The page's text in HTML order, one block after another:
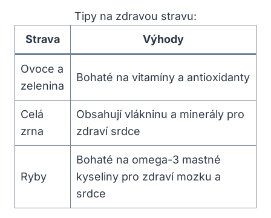
Tipy na zdravou stravu:
Strava
Výhody
Ovoce a
zelenina
Bohaté na vitamíny a antioxidanty
Celá
zrna
Obsahují vlákninu a minerály pro
zdraví srdce
Ryby
Bohaté na omega-3 mastné
kyseliny pro zdraví mozku a
srdce